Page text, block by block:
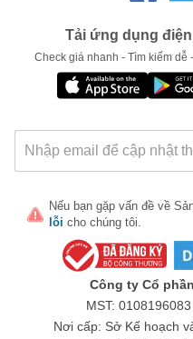
Tải ứng dụng
Check giá nhanh - Tìm kiếm dễ
Nếu bạn gặp vấn đề về
lỗi cho chúng tôi.
Công ty Cổ
MST:
Nơi cấp: Sở Kế hoạch